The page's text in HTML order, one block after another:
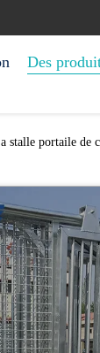
Des
stalle portaile de